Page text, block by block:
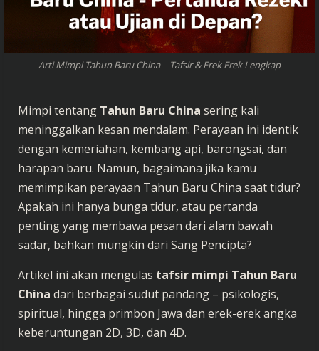
Arti Mimpi Tahun Baru China – Tafsir & Erek Erek Lengkap
Mimpi tentang Tahun Baru China sering kali
meninggalkan kesan mendalam. Perayaan ini identik
dengan kemeriahan, kembang api, barongsai, dan
harapan baru. Namun, bagaimana jika kamu
memimpikan perayaan Tahun Baru China saat tidur?
Apakah ini hanya bunga tidur, atau pertanda
penting yang membawa pesan dari alam bawah
sadar, bahkan mungkin dari Sang Pencipta?
Artikel ini akan mengulas tafsir mimpi Tahun Baru
China dari berbagai sudut pandang – psikologis,
spiritual, hingga primbon Jawa dan erek-erek angka
keberuntungan 2D, 3D, dan 4D.